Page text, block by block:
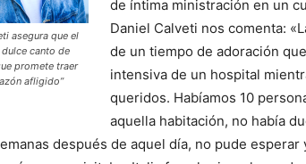
asegura que el
dulce canto de
promete traer
afligido”
de íntima ministración en un
Daniel Calveti nos comenta:
de un tiempo de adoración
intensiva de un hospital
queridos. Habíamos 10
aquella habitación, no había
después de aquel día, no pude